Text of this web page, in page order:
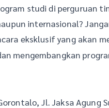
studi di perguruan
internasional?
acara eksklusif yang akan
mengembangkan
Jl. Jaksa Agung